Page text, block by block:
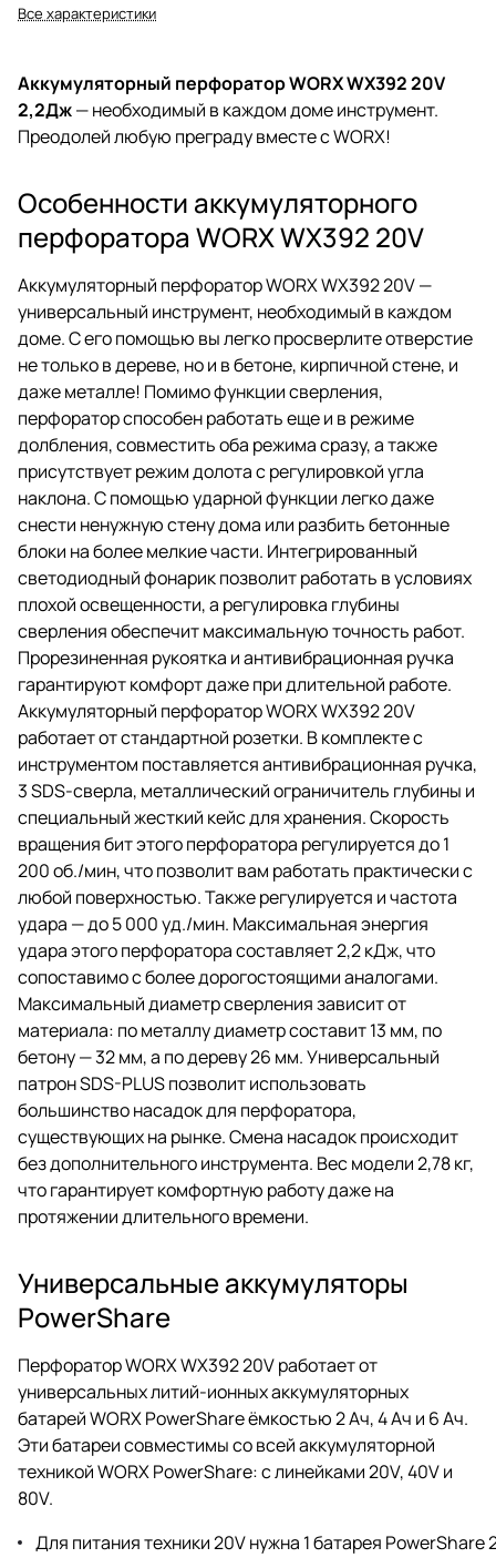
Все характеристики
Аккумуляторный перфоратор WORX WX392 20V
2,2Дж— необходимый в каждом доме инструмент.
Преодолей любую преграду вместе c WORX!
Особенности аккумуляторного
перфоратора WORX WX392 20V
Аккумуляторный перфоратор WORX WX392 20V —
универсальный инструмент, необходимый в каждом
доме. С его помощью вы легко просверлите отверстие
не только в дереве, но и в бетоне, кирпичной стене, и
даже металле! Помимо функции сверления,
перфоратор способен работать еще и в режиме
долбления, совместить оба режима сразу, а также
присутствует режим долота с регулировкой угла
наклона. С помощью ударной функции легко даже
снести ненужную стену дома или разбить бетонные
блоки на более мелкие части. Интегрированный
светодиодный фонарик позволит работать в условиях
плохой освещенности, а регулировка глубины
сверления обеспечит максимальную точность работ.
Прорезиненная рукоятка и антивибрационная ручка
гарантируют комфорт даже при длительной работе.
Аккумуляторный перфоратор WORX WX392 20V
работает от стандартной розетки. В комплекте с
инструментом поставляется антивибрационная ручка,
3 SDS-сверла, металлический ограничитель глубины и
специальный жесткий кейс для хранения. Скорость
вращения бит этого перфоратора регулируется до 1
200 об./мин, что позволит вам работать практически с
любой поверхностью. Также регулируется и частота
удара — до 5 000 уд./мин. Максимальная энергия
удара этого перфоратора составляет 2,2 кДж, что
сопоставимо с более дорогостоящими аналогами.
Максимальный диаметр сверления зависит от
материала: по металлу диаметр составит 13 мм, по
бетону — 32 мм, а по дереву 26 мм. Универсальный
патрон SDS-PLUS позволит использовать
большинство насадок для перфоратора,
существующих на рынке. Смена насадок происходит
без дополнительного инструмента. Вес модели 2,78 кг,
что гарантирует комфортную работу даже на
протяжении длительного времени.
Универсальные аккумуляторы
PowerShare
Перфоратор WORX WX392 20V работает от
универсальных литий-ионных аккумуляторных
батарей WORX PowerShare ёмкостью 2 Ач, 4 Ач и 6 Ач.
Эти батареи совместимы со всей аккумуляторной
техникой WORX PowerShare: с линейками 20V, 40V и
80V.
Для питания техники 20V нужна 1 батарея PowerShare